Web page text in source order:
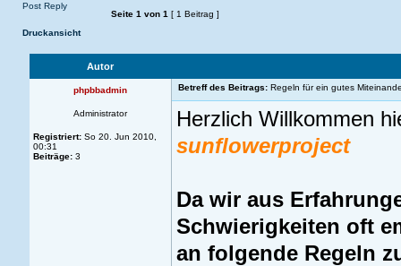
Post Reply
Seite 1 von 1 [ 1 Beitrag ]
Druckansicht
Autor
phpbbadmin Betreff des Beitrags:Regeln für ein gutes
Administrator
Registriert:So 20. Jun 2010,
00:31
Beiträge:3
Herzlich Willkommen
sunflowerproject
Da wir aus
Schwierigkeiten oft
an folgende Regeln